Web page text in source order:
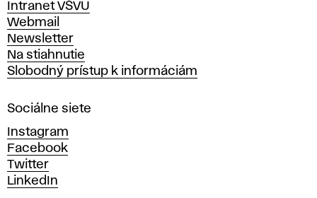
ý
t
v
a
r
ý
c
h
u
m
e
Intranet VŠVU
Webmail
Newsletter
Na stiahnutie
Slobodný prístup k informáciám
Sociálne siete
Instagram
Facebook
Twitter
LinkedIn